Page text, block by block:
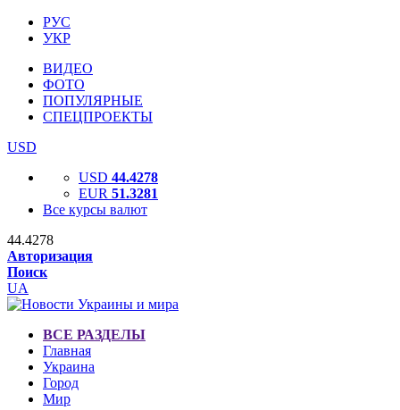
РУС
УКР
ВИДЕО
ФОТО
ПОПУЛЯРНЫЕ
СПЕЦПРОЕКТЫ
USD
USD 44.4278
EUR 51.3281
Все курсы валют
44.4278
Авторизация
Поиск
UA
ВСЕ РАЗДЕЛЫ
Главная
Украина
Город
Мир